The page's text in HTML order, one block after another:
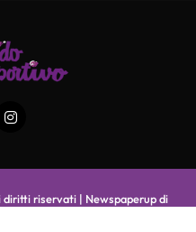
diritti riservati | Newspaperupdi